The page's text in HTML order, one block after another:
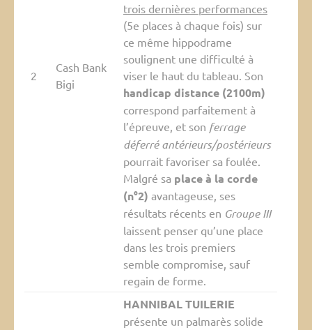
2
Cash Bank
Bigi
trois dernières performances
(5e places à chaque fois) sur
ce même hippodrame
soulignent une difficulté à
viser le haut du tableau. Son
handicap distance (2100m)
correspond parfaitement à
l’épreuve, et son ferrage
déferré antérieurs/postérieurs
pourrait favoriser sa foulée.
Malgré sa place à la corde
(n°2) avantageuse, ses
résultats récents en Groupe III
laissent penser qu’une place
dans les trois premiers
semble compromise, sauf
regain de forme.
HANNIBAL TUILERIE
présente un palmarès solide